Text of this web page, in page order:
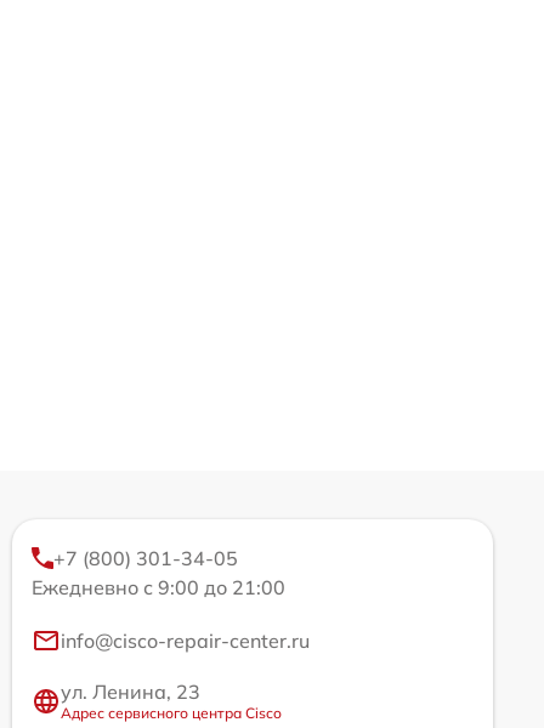
+7 (800) 301-34-05
Ежедневно с 9:00 до 21:00
info@cisco-repair-center.ru
ул. Ленина, 23
Адрес сервисного центра Cisco